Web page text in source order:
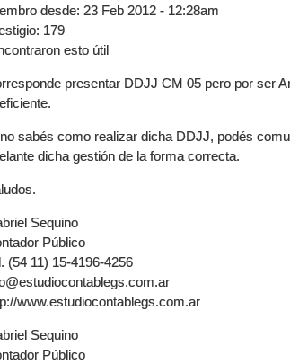
desde: 23 Feb 2012 - 12:28am
: 179
esto útil
presentar DDJJ CM 05 pero por ser
sabés como realizar dicha DDJJ, podés
dicha gestión de la forma correcta.
Sequino
Público
(54 11) 15-4196-4256
www.estudiocontablegs.com.ar
Sequino
Público